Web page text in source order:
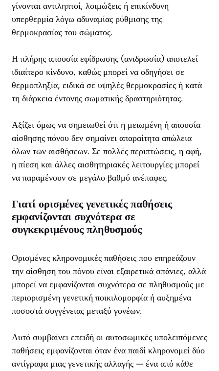
γίνονται αντιληπτοί, λοιμώξεις ή επικίνδυνη
υπερθερμία λόγω αδυναμίας ρύθμισης της
θερμοκρασίας του σώματος.
Η πλήρης απουσία εφίδρωσης (ανιδρωσία) αποτελεί
ιδιαίτερο κίνδυνο, καθώς μπορεί να οδηγήσει σε
θερμοπληξία, ειδικά σε υψηλές θερμοκρασίες ή κατά
τη διάρκεια έντονης σωματικής δραστηριότητας.
Αξίζει όμως να σημειωθεί ότι η μειωμένη ή απουσία
αίσθησης πόνου δεν σημαίνει απαραίτητα απώλεια
όλων των αισθήσεων. Σε πολλές περιπτώσεις, η αφή,
η πίεση και άλλες αισθητηριακές λειτουργίες μπορεί
να παραμένουν σε μεγάλο βαθμό ανέπαφες.
Γιατί ορισμένες γενετικές παθήσεις
εμφανίζονται συχνότερα σε
συγκεκριμένους πληθυσμούς
Ορισμένες κληρονομικές παθήσεις που επηρεάζουν
την αίσθηση του πόνου είναι εξαιρετικά σπάνιες, αλλά
μπορεί να εμφανίζονται συχνότερα σε πληθυσμούς με
περιορισμένη γενετική ποικιλομορφία ή αυξημένα
ποσοστά συγγένειας μεταξύ γονέων.
Αυτό συμβαίνει επειδή οι αυτοσωμικές υπολειπόμενες
παθήσεις εμφανίζονται όταν ένα παιδί κληρονομεί δύο
αντίγραφα μιας γενετικής αλλαγής — ένα από κάθε